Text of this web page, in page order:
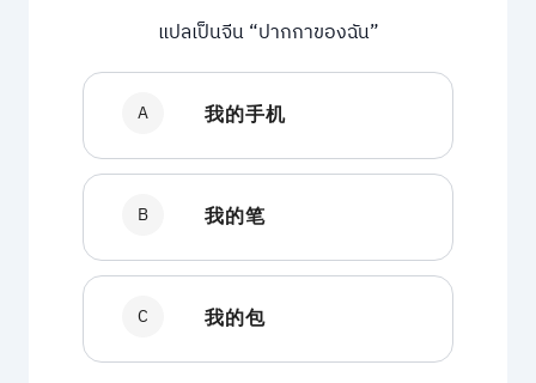
แปลเป็นจีน “ปากกาของฉัน”
A 我的手机
B 我的笔
C 我的包